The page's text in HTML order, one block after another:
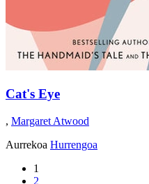
Cat's Eye
, Margaret Atwood
Aurrekoa Hurrengoa
1
2